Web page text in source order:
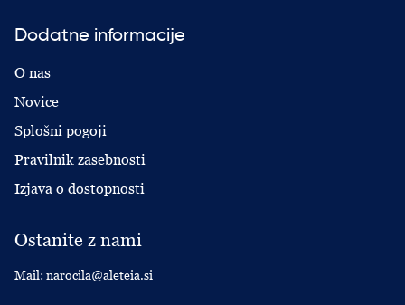
Dodatne informacije
O nas
Novice
Splošni pogoji
Pravilnik zasebnosti
Izjava o dostopnosti
Ostanite z nami
Mail: narocila@aleteia.si